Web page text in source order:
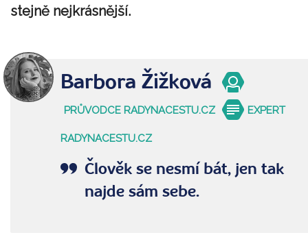
stejně nejkrásnější.
Barbora Žižková
PRŮVODCE RADYNACESTU.CZ EXPERT
RADYNACESTU.CZ
Člověk se nesmí bát, jen tak
najde sám sebe.